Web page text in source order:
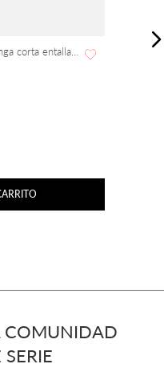
COMUNIDAD